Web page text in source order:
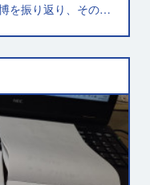
を振り返り、その…